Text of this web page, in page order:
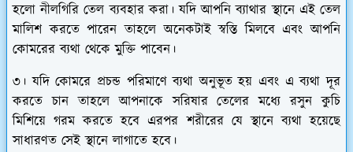
হলো নীলগিরি তেল ব্যবহার করা। যদি আপনি ব্যাথার স্থানে এই তেল
মালিশ করতে পারেন তাহলে অনেকটাই স্বস্তি মিলবে এবং আপনি
কোমরের ব্যথা থেকে মুক্তি পাবেন।
৩। যদি কোমরে প্রচন্ড পরিমাণে ব্যথা অনুভূত হয় এবং এ ব্যথা দূর
করতে চান তাহলে আপনাকে সরিষার তেলের মধ্যে রসুন কুচি
মিশিয়ে গরম করতে হবে এরপর শরীরের যে স্থানে ব্যথা হয়েছে
সাধারণত সেই স্থানে লাগাতে হবে।